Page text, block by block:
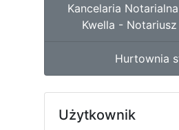
Kancelaria
Kwella - Notariusz
Hurtownia
Użytkownik